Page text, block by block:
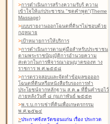
>การดำเนินการสร้างความรับรู้ ความ
เข้าใจให้แก่ประชาชน "ชุดคำพูด"(Theme
Massage)
>แบบรายงานออกโฉนดที่ดินฯไม่ชอบด้วย
กฎหมาย
>เป้าหมายการให้บริการ
>การดำเนินการตามคู่มือสำหรับประชาชน
ตามพระราชบัญญัติการอำนวยความ
สะดวกในการพิจารณาอนุญาตของท าง
ราชการ พ.ศ.๒๕๕๘
>การตรวจสอบและจัดทำข้อมูลขอออก
โฉนดที่ดินหรือหนังสือรับรองการทำ
ประโยชน์จากหลักฐาน ส.ค.๑ ที่ยื่นคำขอไว้
ภายหลังวันที่ ๘ กุมภาพันธ์ ๒๕๕๓
>พ.ร.บ.การเช่าที่ดินเพื่อเกษตรกรรม
พ.ศ.๒๕๒๔
>ประกาศจังหวัดขอนแก่น เรื่อง ประกวด